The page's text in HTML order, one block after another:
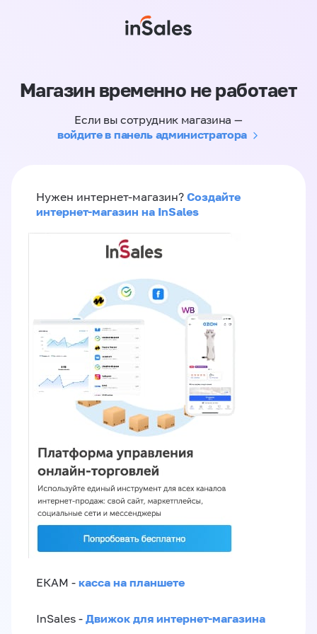
Магазин временно не работает
Если вы сотрудник магазина —
войдите в панель администратора
Нужен интернет-магазин? Создайте
интернет-магазин на InSales
ЕКАМ - касса на планшете
InSales - Движок для интернет-магазина